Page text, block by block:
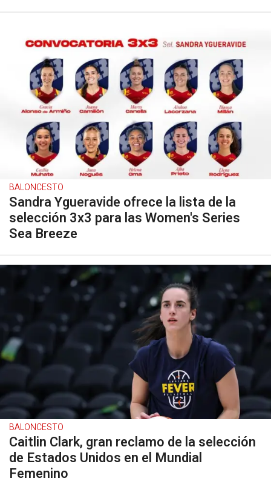
BALONCESTO
Sandra Ygueravide ofrece la lista de la
selección 3x3 para las Women's Series
Sea Breeze
BALONCESTO
Caitlin Clark, gran reclamo de la selección
de Estados Unidos en el Mundial
Femenino